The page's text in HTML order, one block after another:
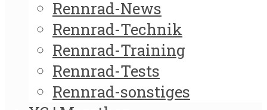
Rennrad-News
Rennrad-Technik
Rennrad-Training
Rennrad-Tests
Rennrad-sonstiges